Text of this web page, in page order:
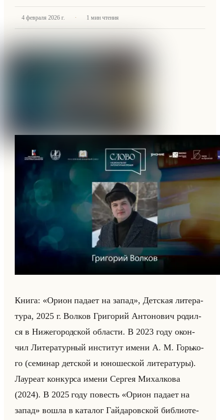
4 февраля 2026 г. · 1 мин чтения
Книга: «Орион падает на запад», Дет­ская ли­те­ра­
ту­ра, 2025 г. Вол­ков Гри­го­рий Ан­то­но­вич ро­дил­
ся в Ни­же­го­род­ской об­ла­сти. В 2023 году окон­
чил Ли­те­ра­тур­ный ин­сти­тут имени А. М. Горько­
го (се­ми­нар дет­ской и юно­ше­ской ли­те­ра­ту­ры).
Ла­уре­ат кон­кур­са имени Сер­гея Ми­хал­ко­ва
(2024). В 2025 году по­весть «Орион падает на
запад» вошла в ка­та­лог Гайда­ров­ской биб­лио­те­